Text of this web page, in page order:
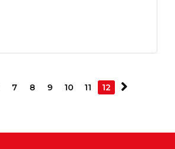
7 8 9 10 11 12